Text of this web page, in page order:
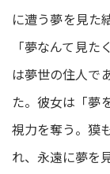
に遭う夢を見た
「夢なんて見
は夢世の住人で
た。彼女は「夢
視力を奪う。獏
れ、永遠に夢を